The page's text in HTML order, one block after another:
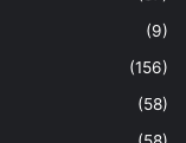
(9)
(156)
(58)